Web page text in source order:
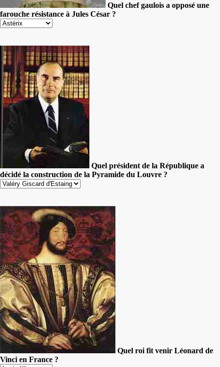
Quel chef gaulois a opposé une
farouche résistance à Jules César ?
Quel président de la République a
décidé la construction de la Pyramide du Louvre ?
Quel roi fit venir Léonard de
Vinci en France ?